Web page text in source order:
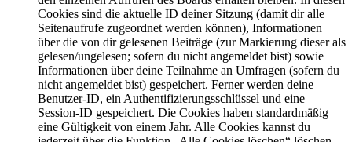
Cookies sind die aktuelle ID deiner Sitzung (damit dir alle
Seitenaufrufe zugeordnet werden können), Informationen
über die von dir gelesenen Beiträge (zur Markierung dieser als
gelesen/ungelesen; sofern du nicht angemeldet bist) sowie
Informationen über deine Teilnahme an Umfragen (sofern du
nicht angemeldet bist) gespeichert. Ferner werden deine
Benutzer-ID, ein Authentifizierungsschlüssel und eine
Session-ID gespeichert. Die Cookies haben standardmäßig
eine Gültigkeit von einem Jahr. Alle Cookies kannst du